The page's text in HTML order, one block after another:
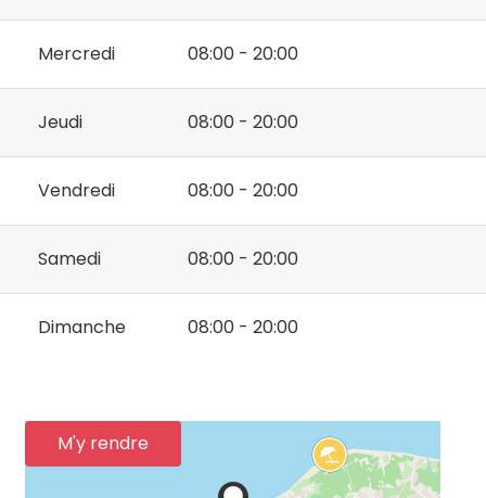
Mercredi 08:00 - 20:00
Jeudi 08:00 - 20:00
Vendredi 08:00 - 20:00
Samedi 08:00 - 20:00
Dimanche 08:00 - 20:00
M'y rendre